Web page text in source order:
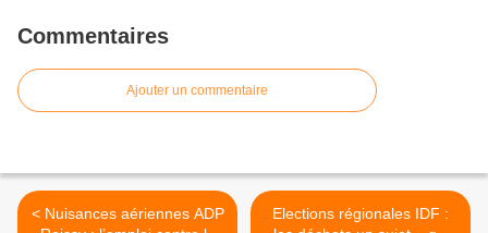
Commentaires
Ajouter un commentaire
< Nuisances aériennes ADP
Elections régionales IDF :